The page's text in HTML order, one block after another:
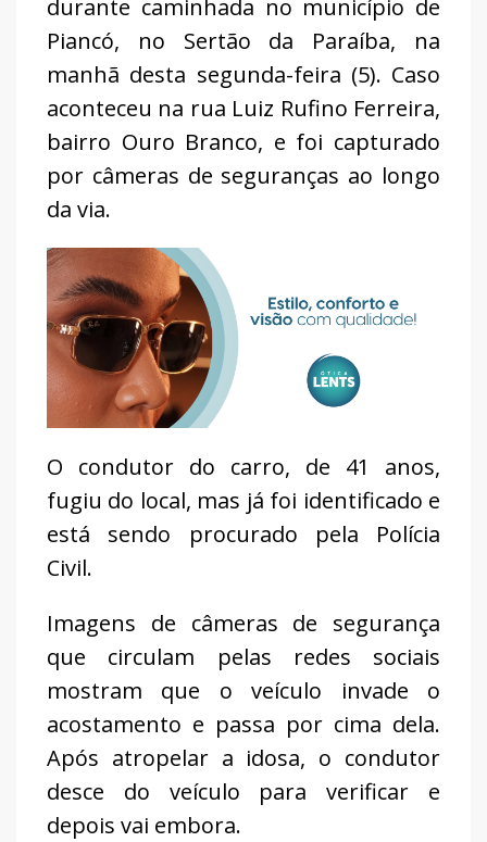
durante caminhada no município de
Piancó, no Sertão da Paraíba, na
manhã desta segunda-feira (5). Caso
aconteceu na rua Luiz Rufino Ferreira,
bairro Ouro Branco, e foi capturado
por câmeras de seguranças ao longo
da via.
O condutor do carro, de 41 anos,
fugiu do local, mas já foi identificado e
está sendo procurado pela Polícia
Civil.
Imagens de câmeras de segurança
que circulam pelas redes sociais
mostram que o veículo invade o
acostamento e passa por cima dela.
Após atropelar a idosa, o condutor
desce do veículo para verificar e
depois vai embora.